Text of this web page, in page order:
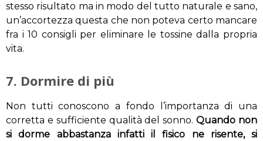
stesso risultato ma in modo del tutto naturale e sano,
un’accortezza questa che non poteva certo mancare
fra i 10 consigli per eliminare le tossine dalla propria
vita.
7. Dormire di più
Non tutti conoscono a fondo l’importanza di una
corretta e sufficiente qualità del sonno.Quando non
si dorme abbastanza infatti il fisico ne risente, si